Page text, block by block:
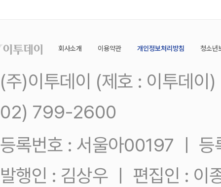
회사소개 이용약관 개인정보처리방침 청소년
(주)이투데이 (제호 : 이투데
02) 799-2600
등록번호 : 서울아00197 ㅣ
발행인 : 김상우 ㅣ 편집인 : 이